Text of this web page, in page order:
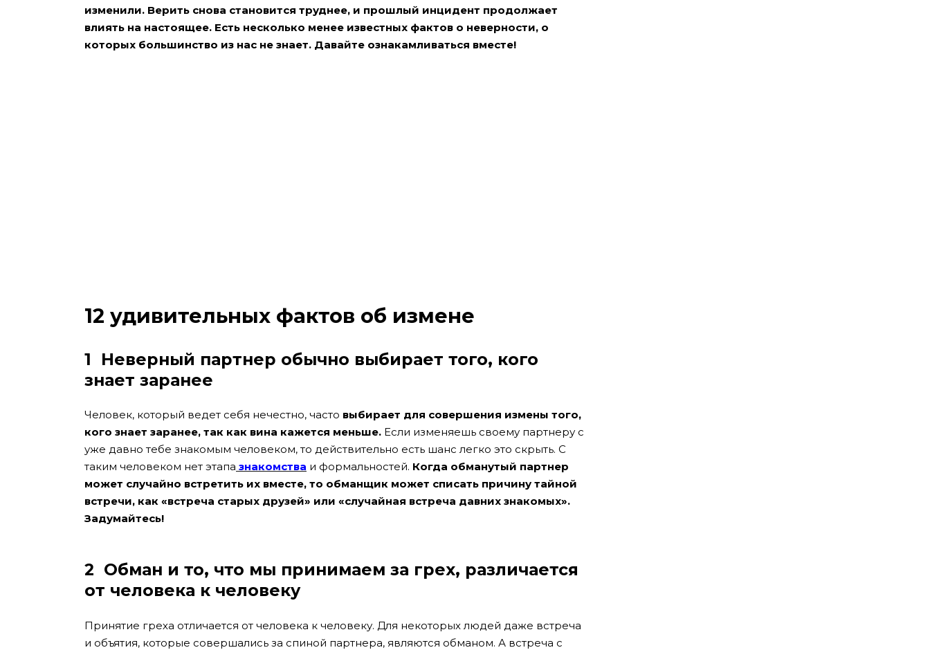
изменили. Верить снова становится труднее, и прошлый инцидент продолжает
влиять на настоящее. Есть несколько менее известных фактов о неверности, о
которых большинство из нас не знает. Давайте ознакамливаться вместе!
12 удивительных фактов об измене
1 Неверный партнер обычно выбирает того, кого
знает заранее
Человек, который ведет себя нечестно, часто выбирает для совершения измены того,
кого знает заранее, так как вина кажется меньше. Если изменяешь своему партнеру с
уже давно тебе знакомым человеком, то действительно есть шанс легко это скрыть. С
таким человеком нет этапа знакомства и формальностей. Когда обманутый партнер
может случайно встретить их вместе, то обманщик может списать причину тайной
встречи, как «встреча старых друзей» или «случайная встреча давних знакомых».
Задумайтесь!
2 Обман и то, что мы принимаем за грех, различается
от человека к человеку
Принятие греха отличается от человека к человеку. Для некоторых людей даже встреча
и объятия, которые совершались за спиной партнера, являются обманом. А встреча с